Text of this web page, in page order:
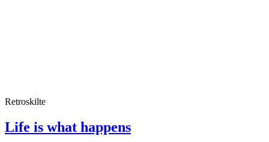
Retroskilte
Life is what happens